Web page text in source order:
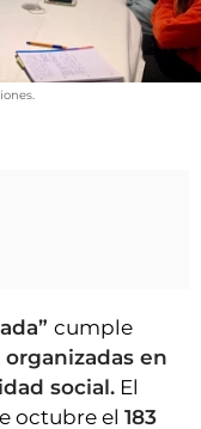
cumple
organizadas en
social. El
octubre el 183